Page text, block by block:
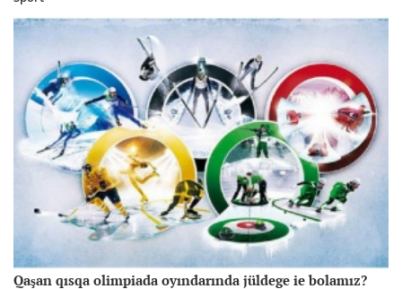
Qaşan qısqa olimpiada oyındarında jüldege ie bolamız?